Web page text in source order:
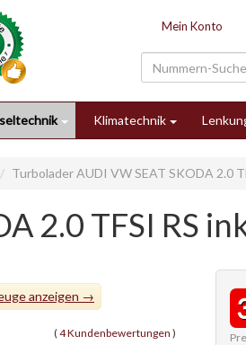
Mein Konto
Klimatechnik
Turbolader AUDI VW SEAT SKODA 2.0
2.0 TFSI RS
(4 Kundenbewertungen )